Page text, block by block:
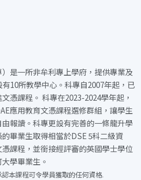
是一所非牟利專上學府，提供專業及
10所教學中心。科專自2007年起，已
憑課程。 科專在2023-2024學年起，
應用教育文憑課程選修群組，讓學生
報讀。科專更設有完善的一條龍升學
畢業生取得相當於DSE 5科二級資
課程，並銜接經評審的英國學士學位
學畢業生。
本課程可令學員獲取的任何資格.